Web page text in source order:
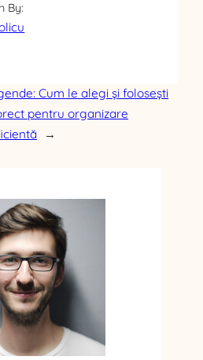
By:
Cum le alegi și folosești
pentru organizare
→